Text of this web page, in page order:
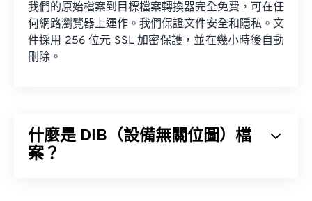
我們的原始檔案到目標檔案轉換器完全免費，可在任
何網路瀏覽器上運作。我們保證文件安全和隱私。文
件採用 256 位元 SSL 加密保護，並在幾小時後自動
刪除。
什麼是 DIB（設備無關位圖）檔
案？